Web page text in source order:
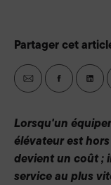
Lorsqu'un
élévateur est
devient un coût ;
service au plus
Partager cet